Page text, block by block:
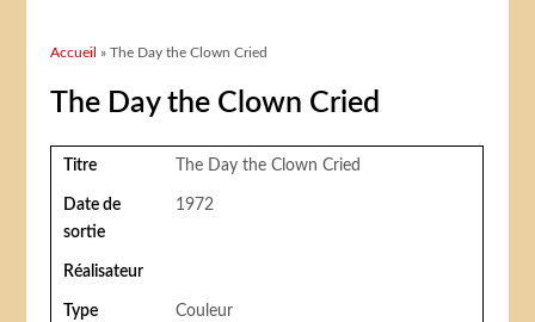
Vous êtes ici
Accueil » The Day the Clown Cried
The Day the Clown Cried
Titre The Day the Clown Cried
Date de
sortie
1972
Réalisateur
Type Couleur